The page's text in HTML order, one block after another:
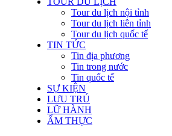
Tour du lịch nội tỉnh
Tour du lịch liên tỉnh
Tour du lịch quốc tế
TIN TỨC
Tin địa phương
Tin trong nước
Tin quốc tế
SỰ KIỆN
LƯU TRÚ
LỮ HÀNH
ẨM THỰC